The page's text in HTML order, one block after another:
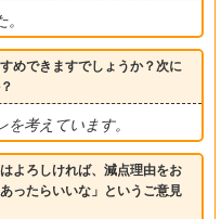
めできますでしょうか？次に
考えています。
よろしければ、減点理由をお
ったらいいな」というご意見